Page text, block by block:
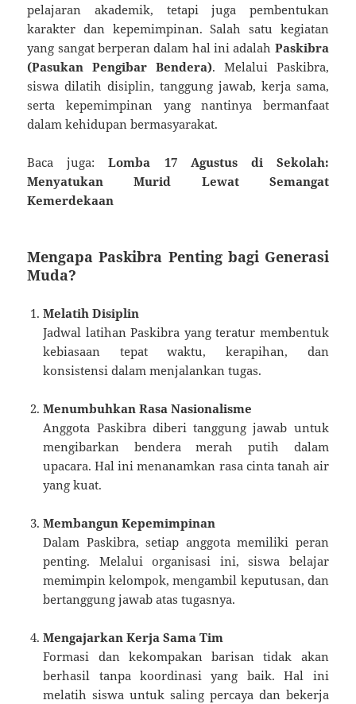
pelajaran akademik, tetapi juga pembentukan
karakter dan kepemimpinan. Salah satu kegiatan
yang sangat berperan dalam hal ini adalah Paskibra
(Pasukan Pengibar Bendera). Melalui Paskibra,
siswa dilatih disiplin, tanggung jawab, kerja sama,
serta kepemimpinan yang nantinya bermanfaat
dalam kehidupan bermasyarakat.
Baca juga:Lomba 17 Agustus di Sekolah:
Menyatukan Murid Lewat Semangat
Kemerdekaan
Mengapa Paskibra Penting bagi Generasi
Muda?
Melatih Disiplin
Jadwal latihan Paskibra yang teratur membentuk
kebiasaan tepat waktu, kerapihan, dan
konsistensi dalam menjalankan tugas.
Menumbuhkan Rasa Nasionalisme
Anggota Paskibra diberi tanggung jawab untuk
mengibarkan bendera merah putih dalam
upacara. Hal ini menanamkan rasa cinta tanah air
yang kuat.
Membangun Kepemimpinan
Dalam Paskibra, setiap anggota memiliki peran
penting. Melalui organisasi ini, siswa belajar
memimpin kelompok, mengambil keputusan, dan
bertanggung jawab atas tugasnya.
Mengajarkan Kerja Sama Tim
Formasi dan kekompakan barisan tidak akan
berhasil tanpa koordinasi yang baik. Hal ini
melatih siswa untuk saling percaya dan bekerja